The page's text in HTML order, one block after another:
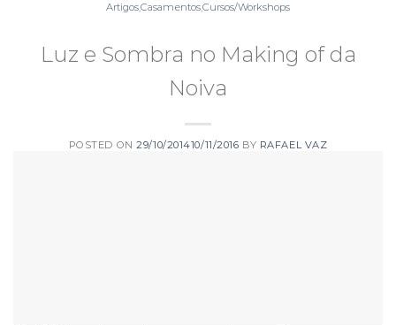
Artigos,Casamentos,Cursos/Workshops
Luz e Sombra no Making of da
Noiva
POSTED ON29/10/201410/11/2016 BY RAFAEL VAZ